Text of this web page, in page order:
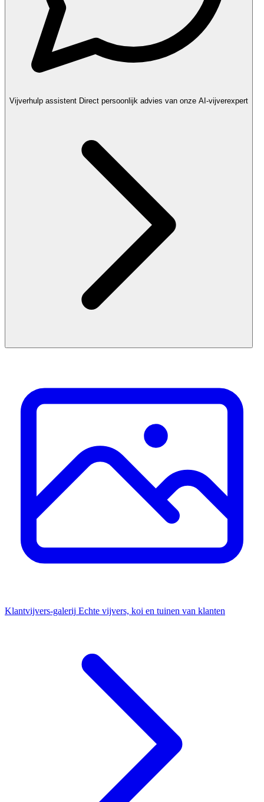
Vijverhulp assistent Direct persoonlijk advies van onze AI-vijverexpert
Klantvijvers-galerij Echte vijvers, koi en tuinen van klanten